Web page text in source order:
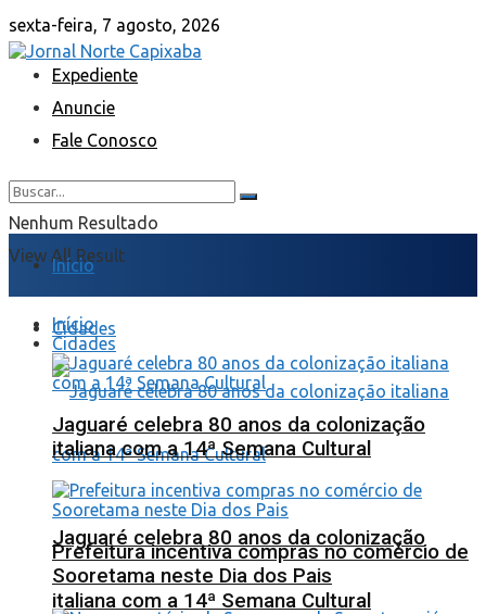
sexta-feira, 7 agosto, 2026
Expediente
Anuncie
Fale Conosco
Nenhum Resultado
View All Result
Início
Cidades
Jaguaré celebra 80 anos da colonização
italiana com a 14ª Semana Cultural
Início
Cidades
Jaguaré celebra 80 anos da colonização
italiana com a 14ª Semana Cultural
Prefeitura incentiva compras no comércio de
Sooretama neste Dia dos Pais